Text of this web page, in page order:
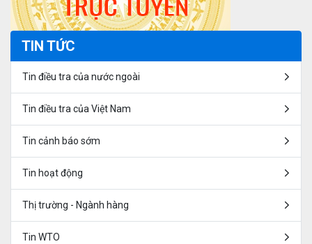
TIN TỨC
Tin điều tra của nước ngoài
Tin điều tra của Việt Nam
Tin cảnh báo sớm
Tin hoạt động
Thị trường - Ngành hàng
Tin WTO